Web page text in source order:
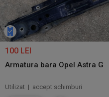
100 LEI
Armatura bara Opel Astra G
Utilizat | accept schimburi